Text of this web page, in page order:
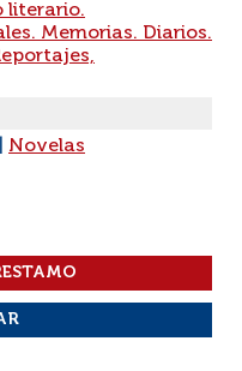
literario.
Memorias. Diarios.
Novelas